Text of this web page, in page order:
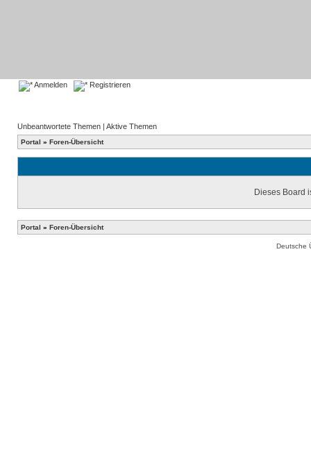
Anmelden Registrieren
Unbeantwortete Themen | Aktive Themen
Portal » Foren-Übersicht
Dieses Board
Portal » Foren-Übersicht
Deutsche